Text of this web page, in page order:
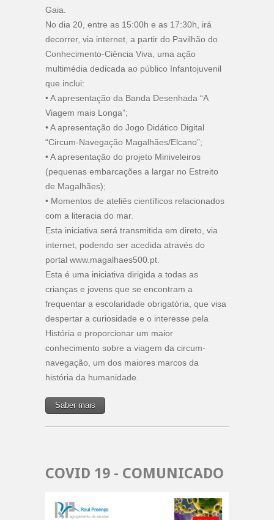
Gaia.
No dia 20, entre as 15:00h e as 17:30h, irá
decorrer, via internet, a partir do Pavilhão do
Conhecimento-Ciência Viva, uma ação
multimédia dedicada ao público Infantojuvenil
que inclui:
• A apresentação da Banda Desenhada “A
Viagem mais Longa”;
• A apresentação do Jogo Didático Digital
“Circum-Navegação Magalhães/Elcano”;
• A apresentação do projeto Miniveleiros
(pequenas embarcações a largar no Estreito
de Magalhães);
• Momentos de ateliês científicos relacionados
com a literacia do mar.
Esta iniciativa será transmitida em direto, via
internet, podendo ser acedida através do
portal www.magalhaes500.pt.
Esta é uma iniciativa dirigida a todas as
crianças e jovens que se encontram a
frequentar a escolaridade obrigatória, que visa
despertar a curiosidade e o interesse pela
História e proporcionar um maior
conhecimento sobre a viagem da circum-
navegação, um dos maiores marcos da
história da humanidade.
Saber mais
COVID 19 - COMUNICADO